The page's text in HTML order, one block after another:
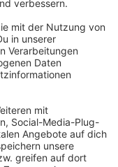
aber auch
Langfristig
Angaben auf
weiter zu